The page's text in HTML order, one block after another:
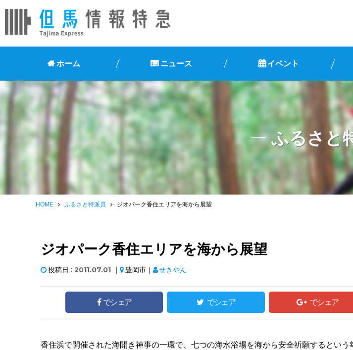
ホーム ニュース イベント
ふるさと
HOME ふるさと特派員 ジオパーク香住エリアを海から展望
ジオパーク香住エリアを海から展望
投稿日 : 2011.07.01｜ 豊岡市｜ せきやん
でシェア でシェア でシェア
香住浜で開催された海開き神事の一環で、七つの海水浴場を海から安全祈願するという